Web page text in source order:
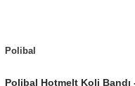
Polibal
Polibal Hotmelt Koli Bandı